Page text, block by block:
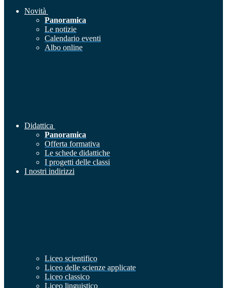
Novità
Panoramica
Le notizie
Calendario eventi
Albo online
Didattica
Panoramica
Offerta formativa
Le schede didattiche
I progetti delle classi
I nostri indirizzi
Liceo scientifico
Liceo delle scienze applicate
Liceo classico
Liceo linguistico